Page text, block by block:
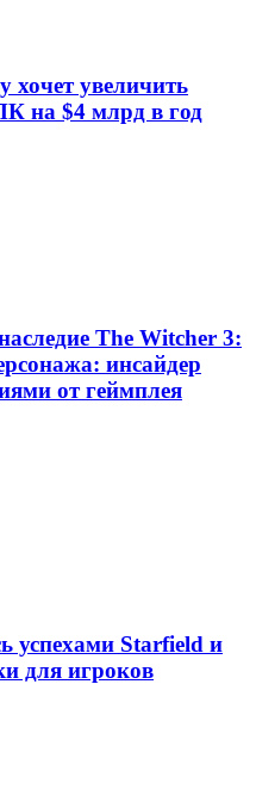
хочет увеличить
на $4 млрд в год
The Witcher 3:
инсайдер
от геймплея
успехами Starfield и
для игроков